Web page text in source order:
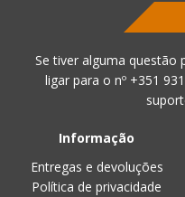
Se tiver alguma questão
ligar para o nº +351
Informação
Entregas e devoluções
Política de privacidade